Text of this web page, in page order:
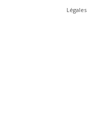
Légales